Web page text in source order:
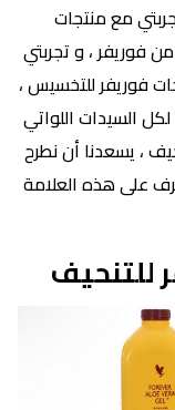
مع منتجات
فوريفر ، و تجربتي
فوريفر للتخسيس ،
السيدات اللواتي
، يسعدنا أن نطرح
على هذه العلامة
للتنحيف